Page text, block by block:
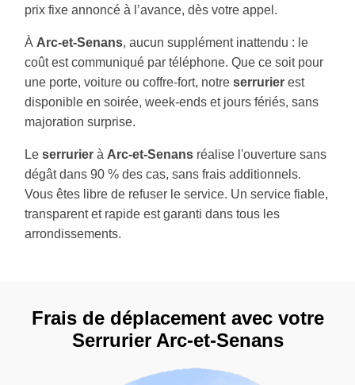
prix fixe annoncé à l’avance, dès votre appel.
À Arc-et-Senans, aucun supplément inattendu : le
coût est communiqué par téléphone. Que ce soit pour
une porte, voiture ou coffre-fort, notre serrurier est
disponible en soirée, week-ends et jours fériés, sans
majoration surprise.
Le serrurier à Arc-et-Senans réalise l'ouverture sans
dégât dans 90 % des cas, sans frais additionnels.
Vous êtes libre de refuser le service. Un service fiable,
transparent et rapide est garanti dans tous les
arrondissements.
Frais de déplacement avec votre
Serrurier Arc-et-Senans